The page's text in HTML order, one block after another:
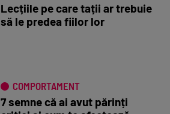
Lecțiile pe care tații ar trebuie
să le predea fiilor lor
COMPORTAMENT
7 semne că ai avut părinți